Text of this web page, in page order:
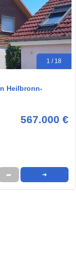
1 / 18
Heilbronn-
567.000 €
➦ ➜